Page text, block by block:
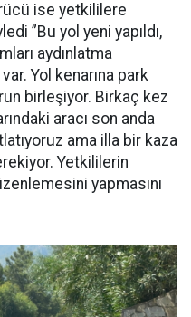
ise yetkililere
”Bu yol yeni yapıldı,
aydınlatma
Yol kenarına park
birleşiyor. Birkaç kez
aracı son anda
ama illa bir kaza
Yetkililerin
yapmasını